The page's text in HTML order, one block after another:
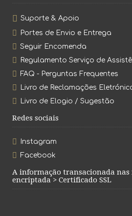
Suporte & Apoio
Portes de Envio e Entrega
Seguir Encomenda
Regulamento Serviço de
FAQ - Perguntas Frequentes
Livro de Reclamações
Livro de Elogio / Sugestão
Redes sociais
Instagram
Facebook
A informação transacionada nas
encriptada > Certificado SSL